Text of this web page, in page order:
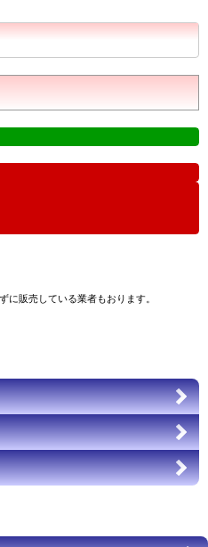
販売している業者もおります。